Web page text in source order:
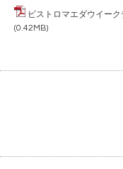
ビストロマエダウイー
(0.42MB)